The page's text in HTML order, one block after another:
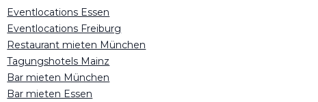
Eventlocations Essen
Eventlocations Freiburg
Restaurant mieten München
Tagungshotels Mainz
Bar mieten München
Bar mieten Essen